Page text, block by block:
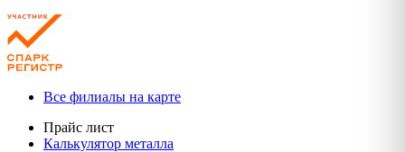
Все филиалы на карте
Прайс лист
Калькулятор металла